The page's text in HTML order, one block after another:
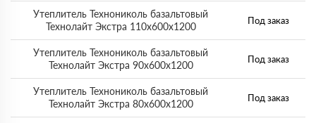
Утеплитель Технониколь базальтовый
Технолайт Экстра 110х600х1200
Под заказ
Утеплитель Технониколь базальтовый
Технолайт Экстра 90х600х1200
Под заказ
Утеплитель Технониколь базальтовый
Технолайт Экстра 80х600х1200
Под заказ